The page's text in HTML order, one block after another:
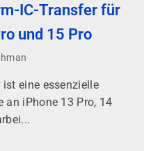
IC-Transfer für
und 15 Pro
eine essenzielle
an iPhone 13 Pro, 14